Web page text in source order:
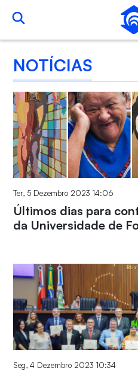
Skip to Main Content
NOTÍCIAS
Ter, 5 Dezembro 2023 14:06
Últimos dias para
da Universidade de
Seg, 4 Dezembro 2023 10:34